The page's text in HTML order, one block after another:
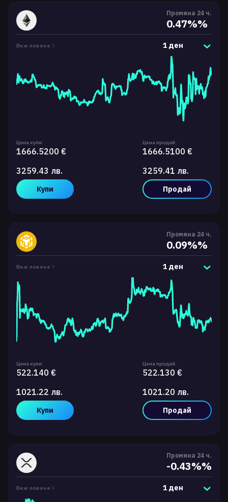
Промяна 24 ч.
0.47%%
Виж повече 1 ден
Цена купи:
1666.5200 €
3259.43 лв.
Купи
Цена продай:
1666.5100 €
3259.41 лв.
Продай
Промяна 24 ч.
0.09%%
Виж повече 1 ден
Цена купи:
522.140 €
1021.22 лв.
Купи
Цена продай:
522.130 €
1021.20 лв.
Продай
Промяна 24 ч.
-0.43%%
Виж повече 1 ден